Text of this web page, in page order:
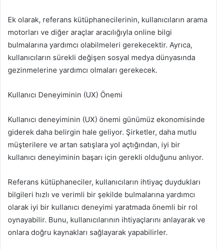
Ek olarak, referans kütüphanecilerinin, kullanıcıların arama
motorları ve diğer araçlar aracılığıyla online bilgi
bulmalarına yardımcı olabilmeleri gerekecektir. Ayrıca,
kullanıcıların sürekli değişen sosyal medya dünyasında
gezinmelerine yardımcı olmaları gerekecek.
Kullanıcı Deneyiminin (UX) Önemi
Kullanıcı deneyiminin (UX) önemi günümüz ekonomisinde
giderek daha belirgin hale geliyor. Şirketler, daha mutlu
müşterilere ve artan satışlara yol açtığından, iyi bir
kullanıcı deneyiminin başarı için gerekli olduğunu anlıyor.
Referans kütüphaneciler, kullanıcıların ihtiyaç duydukları
bilgileri hızlı ve verimli bir şekilde bulmalarına yardımcı
olarak iyi bir kullanıcı deneyimi yaratmada önemli bir rol
oynayabilir. Bunu, kullanıcılarının ihtiyaçlarını anlayarak ve
onlara doğru kaynakları sağlayarak yapabilirler.